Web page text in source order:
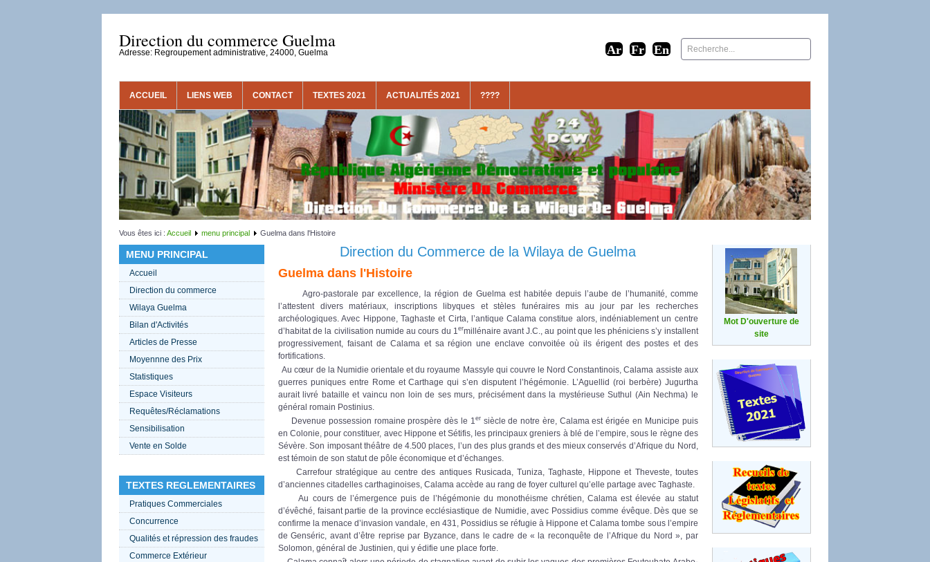
Direction du commerce Guelma
Adresse: Regroupement administrative, 24000, Guelma
ACCUEIL LIENS WEB CONTACT TEXTES 2021 ACTUALITÉS 2021 ????
Vous êtes ici : Accueil menu principal Guelma dans l'Histoire
MENU PRINCIPAL
Accueil
Direction du commerce
Wilaya Guelma
Bilan d'Activités
Articles de Presse
Moyennne des Prix
Statistiques
Espace Visiteurs
Requêtes/Réclamations
Sensibilisation
Vente en Solde
TEXTES REGLEMENTAIRES
Pratiques Commerciales
Concurrence
Qualités et répression des fraudes
Commerce Extérieur
Direction du Commerce de la Wilaya de Guelma
Guelma dans l'Histoire
Agro-pastorale par excellence, la région de Guelma est habitée depuis l’aube de l’humanité, comme
l’attestent divers matériaux, inscriptions libyques et stèles funéraires mis au jour par les recherches
archéologiques. Avec Hippone, Taghaste et Cirta, l’antique Calama constitue alors, indéniablement un centre
d’habitat de la civilisation numide au cours du 1 ermillénaire avant J.C., au point que les phéniciens s’y installent
progressivement, faisant de Calama et sa région une enclave convoitée où ils érigent des postes et des
fortifications.
Au cœur de la Numidie orientale et du royaume Massyle qui couvre le Nord Constantinois, Calama assiste aux
guerres puniques entre Rome et Carthage qui s’en disputent l’hégémonie. L’Aguellid (roi berbère) Jugurtha
aurait livré bataille et vaincu non loin de ses murs, précisément dans la mystérieuse Suthul (Ain Nechma) le
général romain Postinius.
Devenue possession romaine prospère dès le 1 ersiècle de notre ère, Calama est érigée en Municipe puis
en Colonie, pour constituer, avec Hippone et Sétifis, les principaux greniers à blé de l’empire, sous le règne des
Sévère. Son imposant théâtre de 4.500 places, l’un des plus grands et des mieux conservés d’Afrique du Nord,
est témoin de son statut de pôle économique et d’échanges.
Carrefour stratégique au centre des antiques Rusicada, Tuniza, Taghaste, Hippone et Theveste, toutes
d’anciennes citadelles carthaginoises, Calama accède au rang de foyer culturel qu’elle partage avec Taghaste.
Au cours de l’émergence puis de l’hégémonie du monothéisme chrétien, Calama est élevée au statut
d’évêché, faisant partie de la province ecclésiastique de Numidie, avec Possidius comme évêque. Dès que se
confirme la menace d’invasion vandale, en 431, Possidius se réfugie à Hippone et Calama tombe sous l’empire
de Genséric, avant d’être reprise par Byzance, dans le cadre de « la reconquête de l’Afrique du Nord », par
Solomon, général de Justinien, qui y édifie une place forte.
Mot D'ouverture de
site